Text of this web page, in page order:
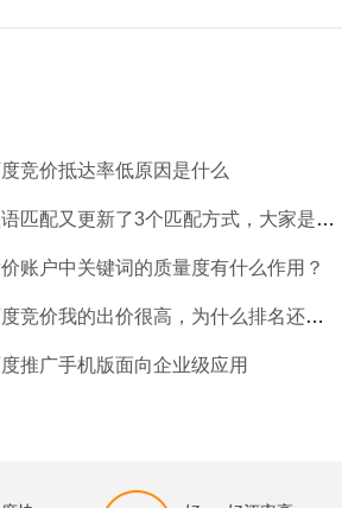
竞价抵达率低原因是什么
匹配又更新了3个匹配方式，大家是如何理解的
账户中关键词的质量度有什么作用？
竞价我的出价很高，为什么排名还是靠后
推广手机版面向企业级应用